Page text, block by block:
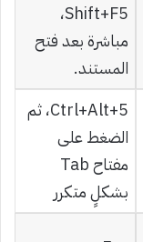
Shift+F5،
مباشرة بعد فتح
المستند.
Ctrl+Alt+5، ثم
الضغط على
مفتاح Tab
بشكلٍ متكرر